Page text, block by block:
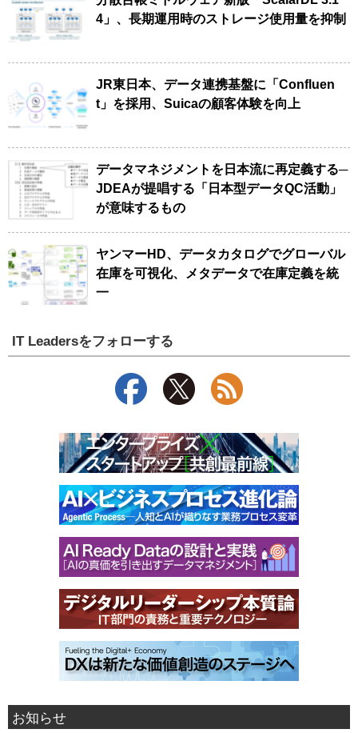
4」、長期運用時のストレージ使用量を抑制
JR東日本、データ連携基盤に「Confluen
t」を採用、Suicaの顧客体験を向上
データマネジメントを日本流に再定義する─
JDEAが提唱する「日本型データQC活動」
が意味するもの
ヤンマーHD、データカタログでグローバル
在庫を可視化、メタデータで在庫定義を統
一
IT Leadersをフォローする
お知らせ